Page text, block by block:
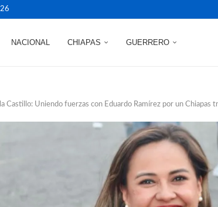
NACIONAL CHIAPAS GUERRERO
Castillo: Uniendo fuerzas con Eduardo Ramírez por un Chiapas